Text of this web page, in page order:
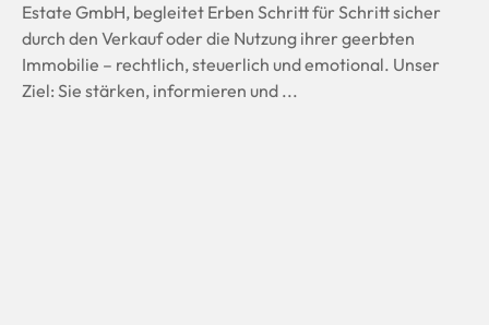
Estate GmbH, begleitet Erben Schritt für Schritt sicher
durch den Verkauf oder die Nutzung ihrer geerbten
Immobilie – rechtlich, steuerlich und emotional. Unser
Ziel: Sie stärken, informieren und ...